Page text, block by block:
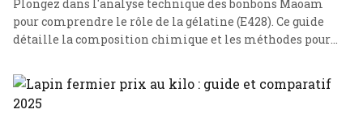
Plongez dans l'analyse technique des bonbons Maoam
pour comprendre le rôle de la gélatine (E428). Ce guide
détaille la composition chimique et les méthodes pour